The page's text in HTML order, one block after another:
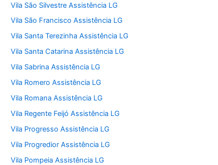
Vila São Silvestre Assistência LG
Vila São Francisco Assistência LG
Vila Santa Terezinha Assistência LG
Vila Santa Catarina Assistência LG
Vila Sabrina Assistência LG
Vila Romero Assistência LG
Vila Romana Assistência LG
Vila Regente Feijó Assistência LG
Vila Progresso Assistência LG
Vila Progredior Assistência LG
Vila Pompeia Assistência LG